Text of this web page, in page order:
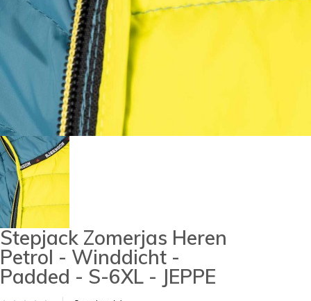
Stepjack Zomerjas Heren
Petrol - Winddicht -
Padded - S-6XL - JEPPE